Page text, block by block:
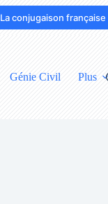
La conjugaison française
Génie Civil Plus